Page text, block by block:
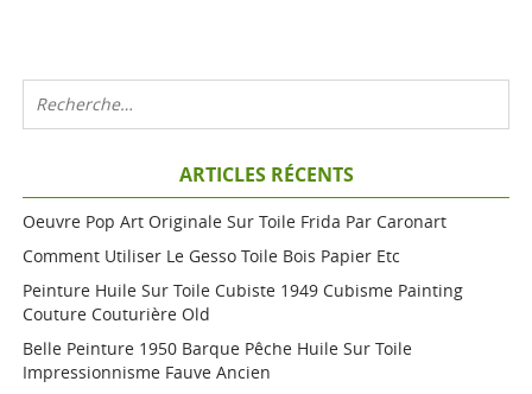
ARTICLES RÉCENTS
Oeuvre Pop Art Originale Sur Toile Frida Par Caronart
Comment Utiliser Le Gesso Toile Bois Papier Etc
Peinture Huile Sur Toile Cubiste 1949 Cubisme Painting
Couture Couturière Old
Belle Peinture 1950 Barque Pêche Huile Sur Toile
Impressionnisme Fauve Ancien